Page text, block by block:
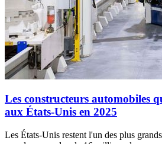
Les constructeurs automobiles
aux États-Unis en 2025
Les États-Unis restent l'un des plus